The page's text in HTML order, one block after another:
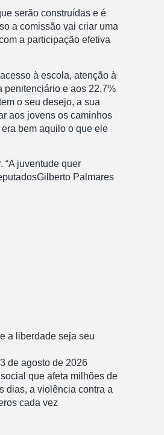
serão construídas e é
a comissão vai criar uma
a participação efetiva
à escola, atenção à
penitenciário e aos 22,7%
o seu desejo, a sua
aos jovens os caminhos
bem aquilo o que ele
juventude quer
Palmares
a liberdade seja seu
3 de agosto de 2026
que afeta milhões de
dias, a violência contra a
cada vez